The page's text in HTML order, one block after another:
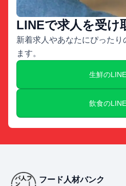
LINEで求人を受け
新着求人やあなたにぴったり
ます。
生鮮の
飲食の
フード人材バンク